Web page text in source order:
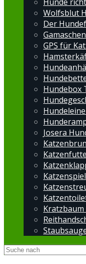
Wolfsblut
Der
GPS für
Hundebox
Josera